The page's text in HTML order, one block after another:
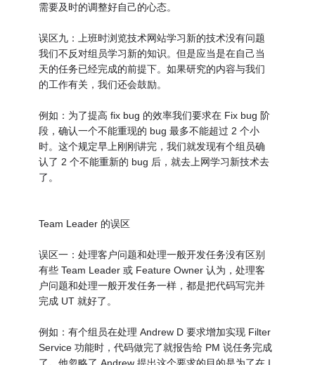
需要及时的调整好自己的心态。
误区九：上班时浏览技术网站学习新的技术没有问题
我们不反对组员学习新的知识。但是应当是在自己当
天的任务已经完成的前提下。如果研究的内容与我们
的工作有关，我们还会鼓励。
例如：为了提高 fix bug 的效率我们要求在 Fix bug 阶
段，确认一个不能重现的 bug 最多不能超过 2 个小
时。这个规定早上刚刚讲完，我们就发现有个组员确
认了 2 个不能重新的 bug 后，就去上网学习新技术去
了。
Team Leader 的误区
误区一：处理客户问题和处理一般开发任务没有区别
有些 Team Leader 或 Feature Owner 认为，处理客
户问题和处理一般开发任务一样，都是把代码写完并
完成 UT 就好了。
例如：有个组员在处理 Andrew D 要求增加实现 Filter
Service 功能时，代码做完了就报告给 PM 说任务完成